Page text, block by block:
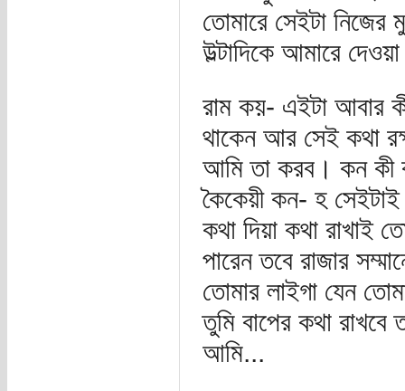
তোমারে সেইটা
উল্টাদিকে আমারে
রাম কয়- এইটা আবার
থাকেন আর সেই কথা
আমি তা করব। কন কী
কৈকেয়ী কন- হ
কথা দিয়া কথা রাখাই
পারেন তবে রাজার
তোমার লাইগা যেন
তুমি বাপের কথা রাখবে
আমি...